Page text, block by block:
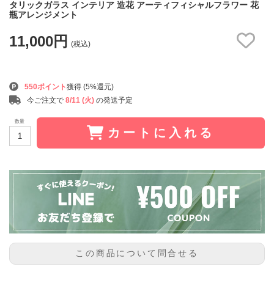
タリックガラス インテリア 造花 アーティフィシャルフラワー 花
瓶アレンジメント
11,000円 (税込)
550ポイント獲得 (5%還元)
今ご注文で 8/11 (火)の発送予定
数量
カートに入れる
この商品について問合せる